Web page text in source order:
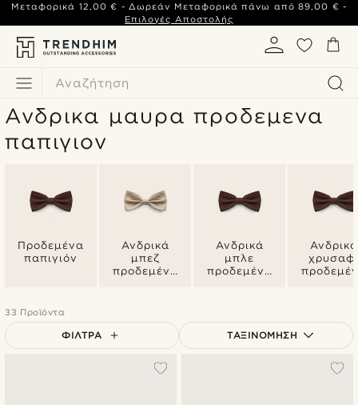
Αναζήτηση
Μεταφορικά 12,00 € - Δωρεάν Μεταφορικά πάνω από 89,00 € -
Επιλογές Αποστολής
Ανδρικα μαυρα προδεμενα
παπιγιον
Προδεμένα
παπιγιόν
Ανδρικά
μπεζ
προδεμένα
Ανδρικά
μπλε
προδεμένα
Ανδρικά
33 Προϊόντα
ΦΊΛΤΡΑ ΤΑΞΙΝΌΜΗΣΗ